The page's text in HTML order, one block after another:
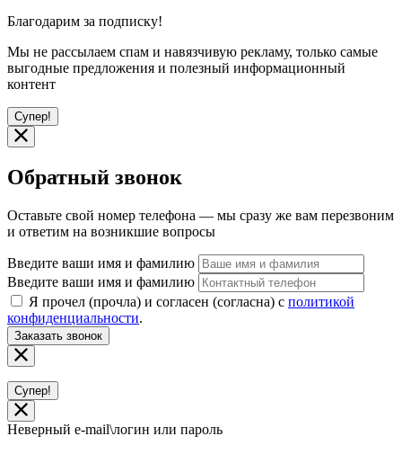
Благодарим за подписку!
Мы не рассылаем спам и навязчивую рекламу, только самые
выгодные предложения и полезный информационный
контент
Супер!
Обратный звонок
Оставьте свой номер телефона — мы сразу же вам перезвоним
и ответим на возникшие вопросы
Введите ваши имя и фамилию
Введите ваши имя и фамилию
Я прочел (прочла) и согласен (согласна) с политикой
конфиденциальности.
Заказать звонок
Супер!
Неверный e-mail\логин или пароль